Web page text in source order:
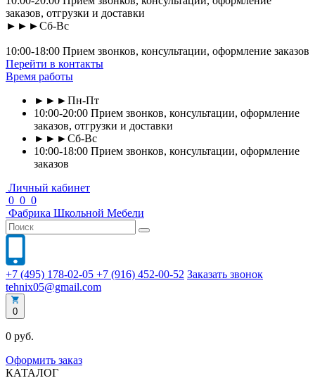
заказов, отгрузки и доставки
►►►Сб-Вс
10:00-18:00 Прием звонков, консультации, оформление заказов
Перейти в контакты
Время работы
►►►Пн-Пт
10:00-20:00 Прием звонков, консультации, оформление
заказов, отгрузки и доставки
►►►Сб-Вс
10:00-18:00 Прием звонков, консультации, оформление
заказов
Личный кабинет
0 0 0
Фабрика Школьной Мебели
+7 (495) 178-02-05 +7 (916) 452-00-52 Заказать звонок
tehnix05@gmail.com
0
0 руб.
Оформить заказ
КАТАЛОГ